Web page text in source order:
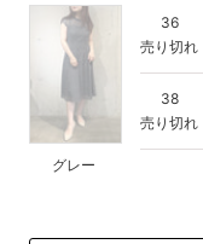
グレー
36
売り切れ
38
売り切れ